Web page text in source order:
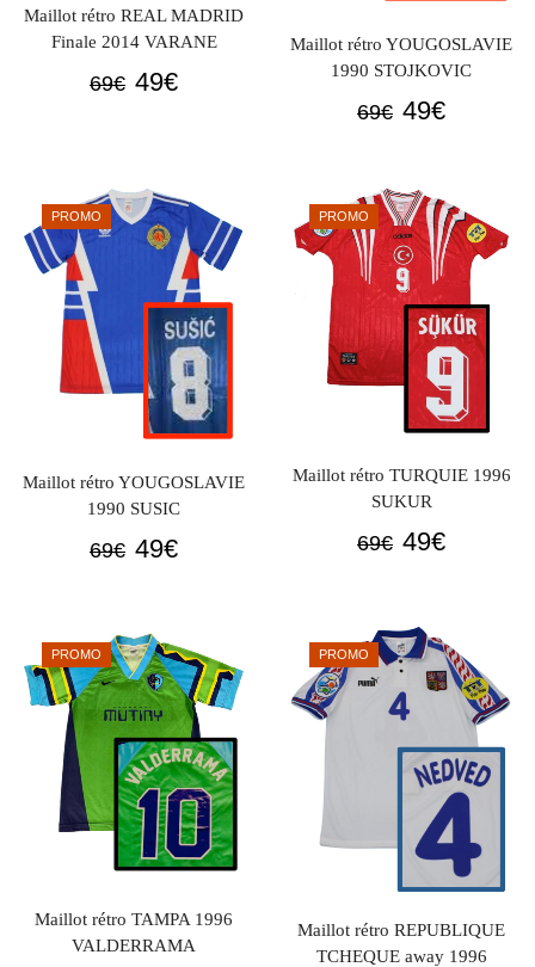
Maillot rétro REAL MADRID
Finale 2014 VARANE
69€ Le
69€.
49€Le
49€.
Maillot rétro YOUGOSLAVIE
1990 STOJKOVIC
69€ Le
était :
69€.
49€Le
est :
49€.
PROMO
Maillot rétro YOUGOSLAVIE
1990 SUSIC
69€ Le
était :
69€.
49€Le
est :
49€.
PROMO
Maillot rétro TURQUIE 1996
SUKUR
69€ Le
était :
69€.
49€Le
49€.
PROMO
Maillot rétro TAMPA 1996
VALDERRAMA
PROMO
Maillot rétro REPUBLIQUE
TCHEQUE away 1996